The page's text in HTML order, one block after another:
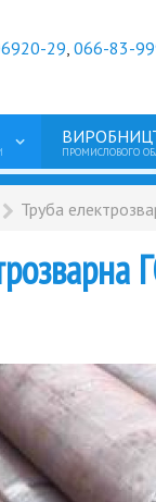
29,066-83-
ПРОМИСЛОВОГО
Труба